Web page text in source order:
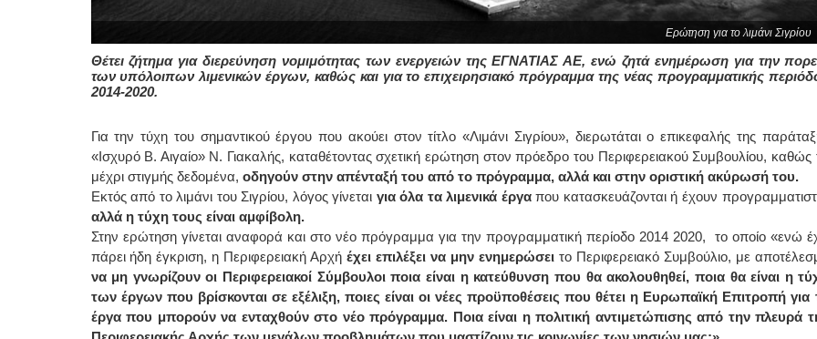
Ερώτηση για το λιμάνι Σιγρίου
Θέτει ζήτημα για διερεύνηση νομιμότητας των ενεργειών της ΕΓΝΑΤΙΑΣ ΑΕ, ενώ ζητά ενημέρωση για την
των υπόλοιπων λιμενικών έργων, καθώς και για το επιχειρησιακό πρόγραμμα της νέας προγραμματικής
2014-2020.
Για την τύχη του σημαντικού έργου που ακούει στον τίτλο «Λιμάνι Σιγρίου», διερωτάται ο επικεφαλής της
«Ισχυρό Β. Αιγαίο» Ν. Γιακαλής, καταθέτοντας σχετική ερώτηση στον πρόεδρο του Περιφερειακού Συμβουλίου, καθώς
μέχρι στιγμής δεδομένα, οδηγούν στην απένταξή του από το πρόγραμμα, αλλά και στην οριστική ακύρωσή του.
Εκτός από το λιμάνι του Σιγρίου, λόγος γίνεται για όλα τα λιμενικά έργαπου κατασκευάζονται ή έχουν
αλλά η τύχη τους είναι αμφίβολη.
Στην ερώτηση γίνεται αναφορά και στο νέο πρόγραμμα για την προγραμματική περίοδο 2014 2020, το οποίο «ενώ
πάρει ήδη έγκριση, η Περιφερειακή Αρχήέχει επιλέξει να μην ενημερώσει το Περιφερειακό Συμβούλιο, με
να μη γνωρίζουν οι Περιφερειακοί Σύμβουλοι ποια είναι η κατεύθυνση που θα ακολουθηθεί, ποια θα είναι η
των έργων που βρίσκονται σε εξέλιξη, ποιες είναι οι νέες προϋποθέσεις που θέτει η Ευρωπαϊκή Επιτροπή για
έργα που μπορούν να ενταχθούν στο νέο πρόγραμμα. Ποια είναι η πολιτική αντιμετώπισης από την πλευρά
ΙΩΑΝΝΗΣ Α. ΜΑΛΛΙΑΣ
ΧΕΙΡΟΥΡΓΟΣ
ΟΦΘΑΛΜΙΑΤΡΟΣ
Διδάκτωρ Ιατρικής Σχολής
Πανεπιστημίου Αθηνών
Καβέτσου 10, Μυτιλήνη, τηλ:
2251038065
Χειρουργός Ωτορινολαρυγγολόγος
Έλενα Μπούμπα
Στρατιωτικός Ιατρός